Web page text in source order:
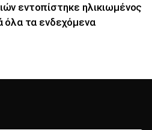
εντοπίστηκε ηλικιωμένος
όλα τα ενδεχόμενα